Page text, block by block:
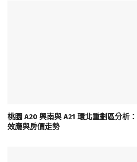
桃園 A20 興南與 A21 環北重劃區分析
效應與房價走勢